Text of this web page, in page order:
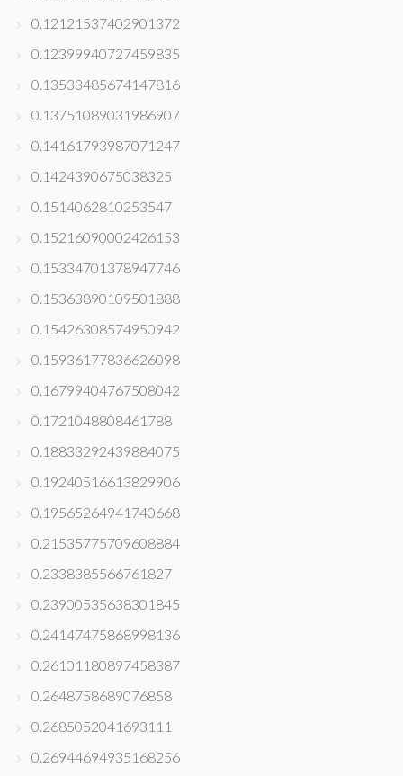
0.12121537402901372
0.12399940727459835
0.13533485674147816
0.13751089031986907
0.14161793987071247
0.1424390675038325
0.1514062810253547
0.15216090002426153
0.15334701378947746
0.15363890109501888
0.15426308574950942
0.15936177836626098
0.16799404767508042
0.1721048808461788
0.18833292439884075
0.19240516613829906
0.19565264941740668
0.21535775709608884
0.2338385566761827
0.23900535638301845
0.24147475868998136
0.26101180897458387
0.2648758689076858
0.2685052041693111
0.26944694935168256